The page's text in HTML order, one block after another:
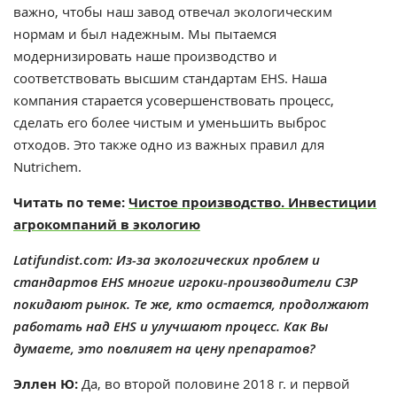
важно, чтобы наш завод отвечал экологическим
нормам и был надежным. Мы пытаемся
модернизировать наше производство и
соответствовать высшим стандартам EHS. Наша
компания старается усовершенствовать процесс,
сделать его более чистым и уменьшить выброс
отходов. Это также одно из важных правил для
Nutrichem.
Читать по теме:Чистое производство. Инвестиции
агрокомпаний в экологию
Latifundist.com: Из-за экологических проблем и
стандартов EHS многие игроки-производители СЗР
покидают рынок. Те же, кто остается, продолжают
работать над EHS и улучшают процесс. Как Вы
думаете, это повлияет на цену препаратов?
Эллен Ю: Да, во второй половине 2018 г. и первой